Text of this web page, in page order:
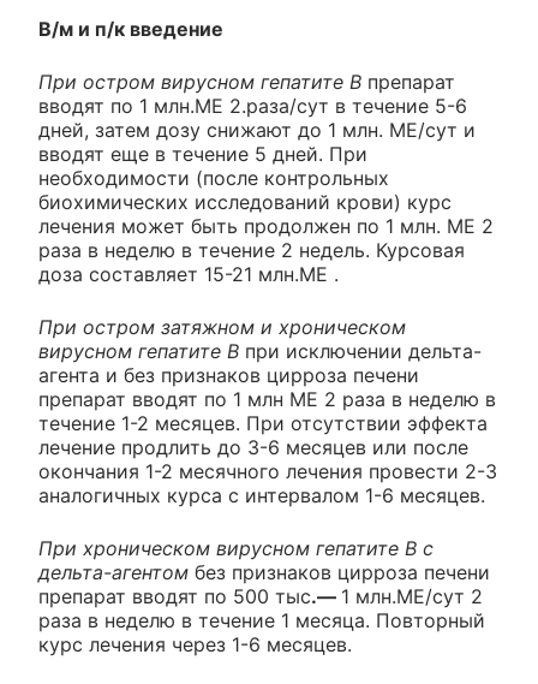
В/м и п/к введение
При остром вирусном гепатите В препарат
вводят по 1 млн.ME 2.раза/сут в течение 5-6
дней, затем дозу снижают до 1 млн. ME/сут и
вводят еще в течение 5 дней. При
необходимости (после контрольных
биохимических исследований крови) курс
лечения может быть продолжен по 1 млн. ME 2
раза в неделю в течение 2 недель. Курсовая
доза составляет 15-21 млн.ME .
При остром затяжном и хроническом
вирусном гепатите В при исключении дельта-
агента и без признаков цирроза печени
препарат вводят по 1 млн ME 2 раза в неделю в
течение 1-2 месяцев. При отсутствии эффекта
лечение продлить до 3-6 месяцев или после
окончания 1-2 месячного лечения провести 2-3
аналогичных курса с интервалом 1-6 месяцев.
При хроническом вирусном гепатите В с
дельта-агентом без признаков цирроза печени
препарат вводят по 500 тыс.— 1 млн.ME/сут 2
раза в неделю в течение 1 месяца. Повторный
курс лечения через 1-6 месяцев.